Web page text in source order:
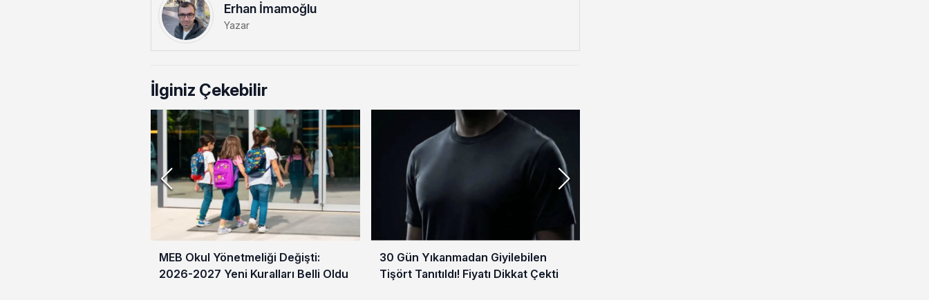
Erhan İmamoğlu
Yazar
İlginiz Çekebilir
MEB Okul Yönetmeliği Değişti:
2026-2027 Yeni Kuralları Belli Oldu
30 Gün Yıkanmadan Giyilebilen
Tişört Tanıtıldı! Fiyatı Dikkat Çekti